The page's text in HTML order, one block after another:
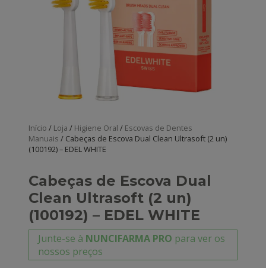
Início / Loja / Higiene Oral / Escovas de Dentes
Manuais / Cabeças de Escova Dual Clean Ultrasoft (2 un)
(100192) – EDEL WHITE
Cabeças de Escova Dual
Clean Ultrasoft (2 un)
(100192) – EDEL WHITE
Junte-se à NUNCIFARMA PRO para ver os
nossos preços